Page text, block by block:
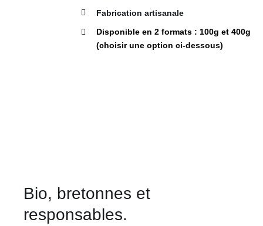
Fabrication artisanale
Disponible en 2 formats : 100g et 400g
(choisir une option ci-dessous)
Bio, bretonnes et
responsables.